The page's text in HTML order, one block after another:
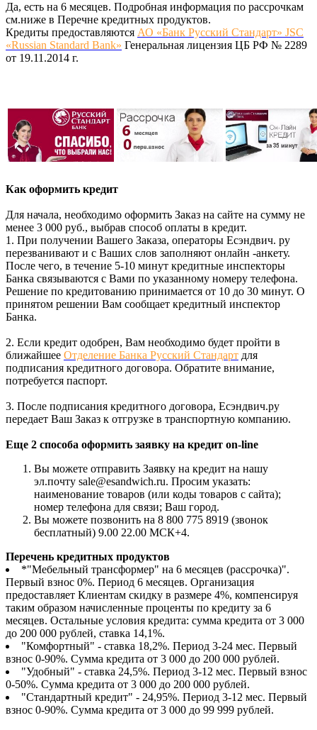
Да, есть на 6 месяцев. Подробная информация по рассрочкам
см.ниже в Перечне кредитных продуктов.
Кредиты предоставляются АО «Банк Русский Стандарт» JSC
«Russian Standard Bank» Генеральная лицензия ЦБ РФ № 2289
от 19.11.2014 г.
Как оформить кредит
Для начала, необходимо оформить Заказ на сайте на сумму не
менее 3 000 руб., выбрав способ оплаты в кредит.
1. При получении Вашего Заказа, операторы Есэндвич. ру
перезванивают и с Ваших слов заполняют онлайн -анкету.
После чего, в течение 5-10 минут кредитные инспекторы
Банка связываются с Вами по указанному номеру телефона.
Решение по кредитованию принимается от 10 до 30 минут. О
принятом решении Вам сообщает кредитный инспектор
Банка.
2. Если кредит одобрен, Вам необходимо будет пройти в
ближайшее Отделение Банка Русский Стандарт для
подписания кредитного договора. Обратите внимание,
потребуется паспорт.
3. После подписания кредитного договора, Есэндвич.ру
передает Ваш Заказ к отгрузке в транспортную компанию.
Еще 2 способа оформить заявку на кредит on-line
Вы можете отправить Заявку на кредит на нашу
эл.почту sale@esandwich.ru. Просим указать:
наименование товаров (или коды товаров с сайта);
номер телефона для связи; Ваш город.
Вы можете позвонить на 8 800 775 8919 (звонок
бесплатный) 9.00 22.00 МСК+4.
Перечень кредитных продуктов
*"Мебельный трансформер" на 6 месяцев (рассрочка)".
Первый взнос 0%. Период 6 месяцев. Организация
предоставляет Клиентам скидку в размере 4%, компенсируя
таким образом начисленные проценты по кредиту за 6
месяцев. Остальные условия кредита: сумма кредита от 3 000
до 200 000 рублей, ставка 14,1%.
"Комфортный" - ставка 18,2%. Период 3-24 мес. Первый
взнос 0-90%. Сумма кредита от 3 000 до 200 000 рублей.
"Удобный" - ставка 24,5%. Период 3-12 мес. Первый взнос
0-50%. Сумма кредита от 3 000 до 200 000 рублей.
"Стандартный кредит" - 24,95%. Период 3-12 мес. Первый
взнос 0-90%. Сумма кредита от 3 000 до 99 999 рублей.